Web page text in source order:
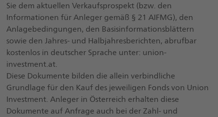
Sie dem aktuellen Verkaufsprospekt (bzw. den
Informationen für Anleger gemäß § 21 AIFMG), den
Anlagebedingungen, den Basisinformationsblättern
sowie den Jahres- und Halbjahresberichten, abrufbar
kostenlos in deutscher Sprache unter: union-
investment.at.
Diese Dokumente bilden die allein verbindliche
Grundlage für den Kauf des jeweiligen Fonds von Union
Investment. Anleger in Österreich erhalten diese
Dokumente auf Anfrage auch bei der Zahl- und